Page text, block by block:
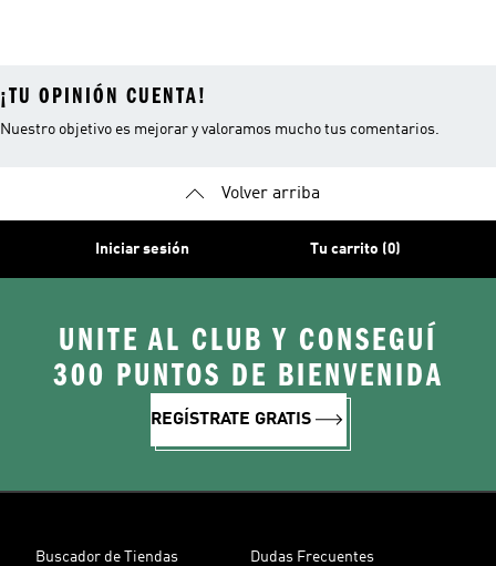
¡TU OPINIÓN CUENTA!
Nuestro objetivo es mejorar y valoramos mucho tus comentarios.
Volver arriba
Iniciar sesión Tu carrito (0)
UNITE AL CLUB Y CONSEGUÍ
300 PUNTOS DE BIENVENIDA
REGÍSTRATE GRATIS
Buscador de Tiendas Dudas Frecuentes